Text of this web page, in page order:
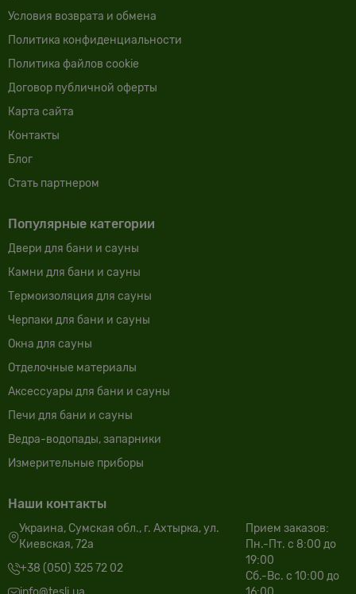
Условия возврата и обмена
Политика конфиденциальности
Политика файлов cookie
Договор публичной оферты
Карта сайта
Контакты
Блог
Cтать партнером
Популярные категории
Двери для бани и сауны
Камни для бани и сауны
Термоизоляция для сауны
Черпаки для бани и сауны
Окна для сауны
Отделочные материалы
Аксессуары для бани и сауны
Печи для бани и сауны
Ведра-водопады, запарники
Измерительные приборы
Наши контакты
Украина, Сумская обл., г. Ахтырка, ул.
Киевская, 72а
+38 (050) 325 72 02
Прием заказов:
Пн.-Пт. с 8:00 до
19:00
Сб.-Вс. с 10:00 до